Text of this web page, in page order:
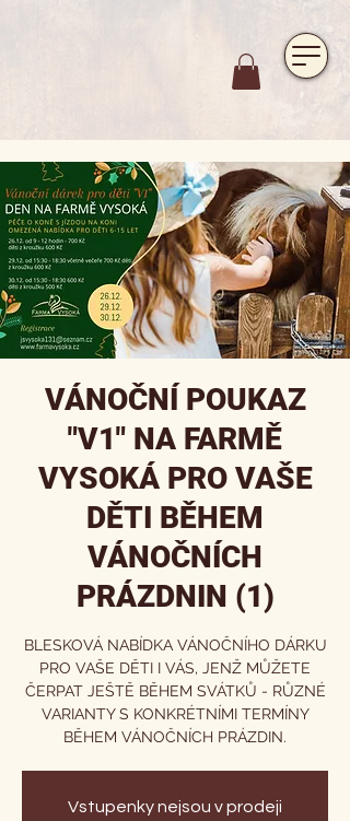
VÁNOČNÍ POUKAZ
"V1" NA FARMĚ
VYSOKÁ PRO VAŠE
DĚTI BĚHEM
VÁNOČNÍCH
PRÁZDNIN (1)
BLESKOVÁ NABÍDKA VÁNOČNÍHO DÁRKU
PRO VAŠE DĚTI I VÁS, JENŽ MŮŽETE
ČERPAT JEŠTĚ BĚHEM SVÁTKŮ - RŮZNÉ
VARIANTY S KONKRÉTNÍMI TERMÍNY
BĚHEM VÁNOČNÍCH PRÁZDIN.
Vstupenky nejsou v prodeji